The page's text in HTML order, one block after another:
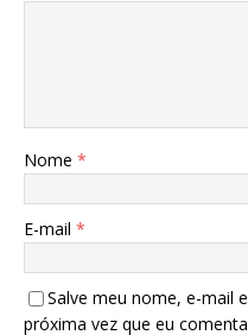
Nome *
E-mail *
Salve meu nome, e-mail
próxima vez que eu